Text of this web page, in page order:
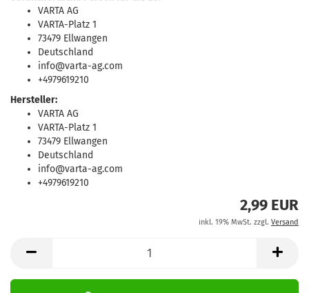
VARTA AG
VARTA-Platz 1
73479 Ellwangen
Deutschland
info@varta-ag.com
+4979619210
Hersteller:
VARTA AG
VARTA-Platz 1
73479 Ellwangen
Deutschland
info@varta-ag.com
+4979619210
2,99 EUR
inkl. 19% MwSt. zzgl. Versand